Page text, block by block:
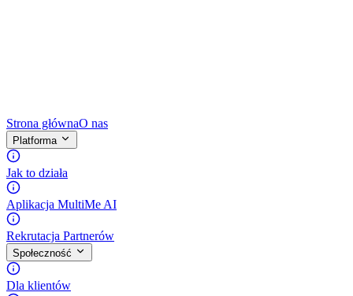
Strona głównaO nas
Platforma
Jak to działa
Aplikacja MultiMe AI
Rekrutacja Partnerów
Społeczność
Dla klientów